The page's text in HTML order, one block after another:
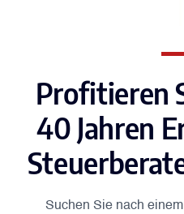
Profitieren
40 Jahren
Suchen Sie nach